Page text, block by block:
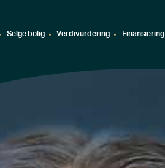
Selge bolig Verdivurdering Finansiering